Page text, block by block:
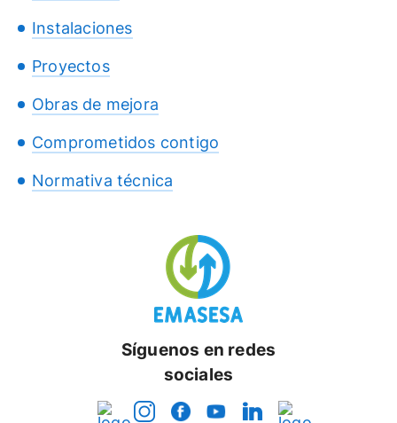
Instalaciones
Proyectos
Obras de mejora
Comprometidos contigo
Normativa técnica
Síguenos en redes
sociales